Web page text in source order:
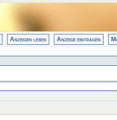
Anzeigen lesen Anzeige eintragen